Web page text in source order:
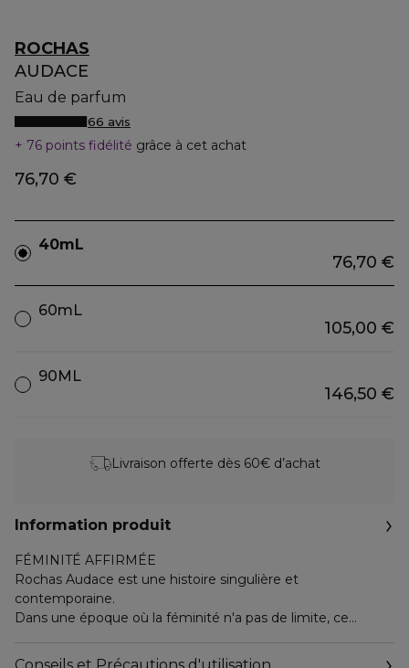
ROCHAS
AUDACE
Eau de parfum
66 avis
76 points fidélité grâce à cet achat
76,70 €
40mL
76,70 €
60mL
105,00 €
90ML
146,50 €
Livraison offerte dès 60€ d’achat
Information produit
FÉMINITÉ AFFIRMÉE
Rochas Audace est une histoire singulière et
contemporaine.
Dans une époque où la féminité n'a pas de limite, ce
propre identité avec glamour et force.